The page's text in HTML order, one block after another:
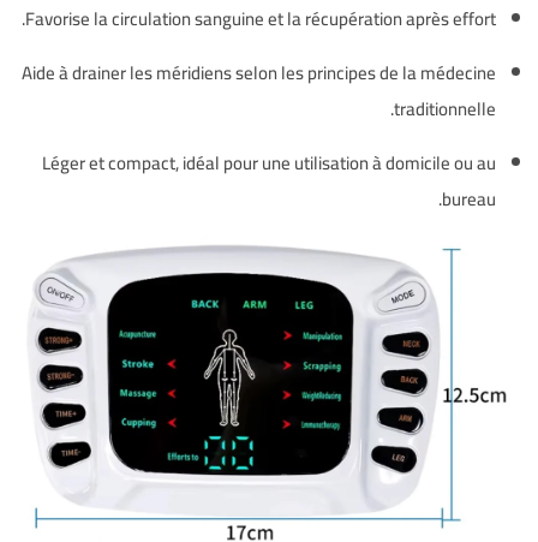
Favorise la circulation sanguine et la récupération après effort.
Aide à drainer les méridiens selon les principes de la médecine
traditionnelle.
Léger et compact, idéal pour une utilisation à domicile ou au
bureau.